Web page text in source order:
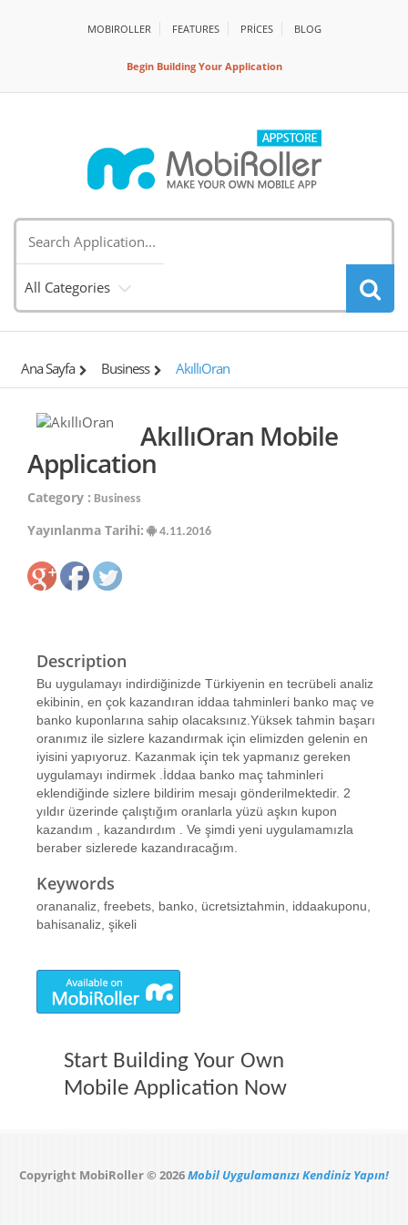
MOBIROLLER FEATURES PRİCES BLOG
Begin Building Your Application
All Categories
Ana Sayfa Business AkıllıOran
AkıllıOran Mobile
Application
Category : Business
Yayınlanma Tarihi: 4.11.2016
Description
Bu uygulamayı indirdiğinizde Türkiyenin en tecrübeli analiz
ekibinin, en çok kazandıran iddaa tahminleri banko maç ve
banko kuponlarına sahip olacaksınız.Yüksek tahmin başarı
oranımız ile sizlere kazandırmak için elimizden gelenin en
iyisini yapıyoruz. Kazanmak için tek yapmanız gereken
uygulamayı indirmek .İddaa banko maç tahminleri
eklendiğinde sizlere bildirim mesajı gönderilmektedir. 2
yıldır üzerinde çalıştığım oranlarla yüzü aşkın kupon
kazandım , kazandırdım . Ve şimdi yeni uygulamamızla
beraber sizlerede kazandıracağım.
Keywords
orananaliz, freebets, banko, ücretsiztahmin, iddaakuponu,
bahisanaliz, şikeli
Start Building Your Own
Mobile Application Now
Copyright MobiRoller © 2026Mobil Uygulamanızı Kendiniz Yapın!